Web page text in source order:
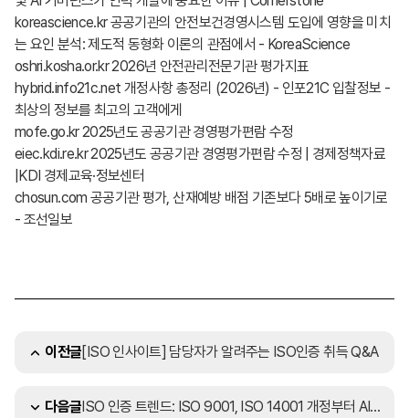
koreascience.kr 공공기관의 안전보건경영시스템 도입에 영향을 미치
는 요인 분석: 제도적 동형화 이론의 관점에서 - KoreaScience
oshri.kosha.or.kr 2026년 안전관리전문기관 평가지표
hybrid.info21c.net 개정사항 총정리 (2026년) - 인포21C 입찰정보 -
최상의 정보를 최고의 고객에게
mofe.go.kr 2025년도 공공기관 경영평가편람 수정
eiec.kdi.re.kr 2025년도 공공기관 경영평가편람 수정 | 경제정책자료
|KDI 경제교육·정보센터
chosun.com 공공기관 평가, 산재예방 배점 기존보다 5배로 높이기로
- 조선일보
이전글[ISO 인사이트] 담당자가 알려주는 ISO인증 취득 Q&A
다음글 ISO 인증 트렌드: ISO 9001, ISO 14001 개정부터 AI 인증까지, 2026 올해 꼭 알아야 할 5가지 핫 이슈